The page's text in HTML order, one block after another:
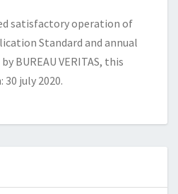
satisfactory operation of
Standard and annual
BUREAU VERITAS, this
july 2020.